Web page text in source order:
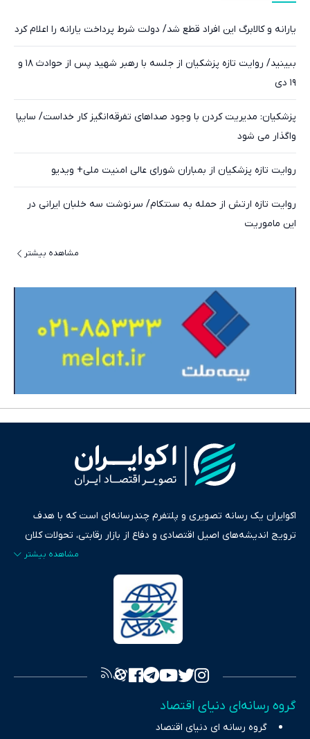
یارانه و کالابرگ این افراد قطع شد/ دولت شرط پرداخت یارانه را اعلام کرد
ببینید/ روایت تازه پزشکیان از جلسه با رهبر شهید پس از حوادث ۱۸ و
۱۹ دی
پزشکیان: مدیریت کردن با وجود صداهای تفرقه‌انگیز کار خداست/ سایپا
واگذار می شود
روایت تازه پزشکیان از بمباران شورای عالی امنیت ملی+ ویدیو
روایت تازه ارتش از حمله به سنتکام/ سرنوشت سه خلبان ایرانی در
این ماموریت
مشاهده بیشتر
اکوایران یک رسانه تصویری و پلتفرم چندرسانه‌ای است که با هدف
ترویج اندیشه‌های اصیل اقتصادی و دفاع از بازار رقابتی، تحولات کلان
ایران و جهان را در قالب‌های ویدیو، پادکست، متن و گزارش‌های تحلیلی
پایش می‌کند. این رسانه به عنوان منبعی دقیق و قابل اعتماد، فراتر از
اطلاع‌رسانی صرف، به تبیین سیاست‌ها و کارکردهای بازارهای مالی،
سرمایه‌گذاری، تجارت و حوزه‌های نوظهور می‌پردازد. اکوایران با پایبندی
به اصول «انصاف، امانت و صداقت»، بستری برای انعکاس آراء متنوع
تصویری شفاف از واقعیت‌های اقتصادی ارائه دهد. ما در اکوایران با
چالش‌های فقر و بیکاری را جست‌وجو کرده و در کنار تحلیل آمارها،
نیازهای خبری مخاطبان در حوزه‌های اثرگذار بر اقتصاد را با رویکردی
گروه رسانه‌ای دنیای اقتصاد
گروه رسانه ای دنیای اقتصاد